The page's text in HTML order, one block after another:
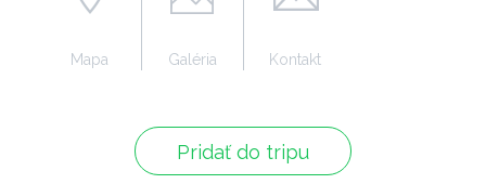
Pridať do tripu
Mapa Galéria Kontakt